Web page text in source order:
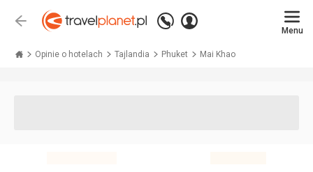
Wstecz
Zadzwoń
+48 71 771 76 55
Zaloguj
Menu
Opinie o hotelach Tajlandia Phuket Mai Khao